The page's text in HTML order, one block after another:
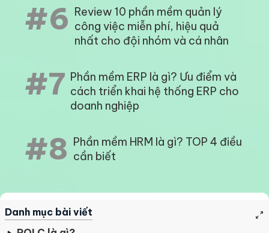
#6 Review 10 phần mềm quản lý
công việc miễn phí, hiệu quả
nhất cho đội nhóm và cá nhân
#7 Phần mềm ERP là gì? Ưu điểm và
cách triển khai hệ thống ERP cho
doanh nghiệp
#8 Phần mềm HRM là gì? TOP 4 điều
cần biết
Danh mục bài viết